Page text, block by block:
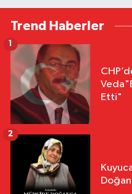
Trend Haberler
Etti"
2